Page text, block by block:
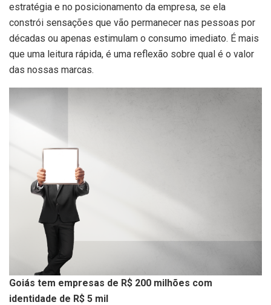
estratégia e no posicionamento da empresa, se ela
constrói sensações que vão permanecer nas pessoas por
décadas ou apenas estimulam o consumo imediato. É mais
que uma leitura rápida, é uma reflexão sobre qual é o valor
das nossas marcas.
Goiás tem empresas de R$ 200 milhões com
identidade de R$ 5 mil